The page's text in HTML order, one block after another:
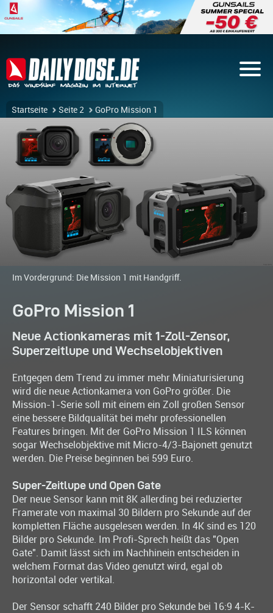
Startseite Seite 2 GoPro Mission 1
Im Vordergrund: Die Mission 1 mit Handgriff.
GoPro Mission 1
Neue Actionkameras mit 1-Zoll-Zensor,
Superzeitlupe und Wechselobjektiven
Entgegen dem Trend zu immer mehr Miniaturisierung
wird die neue Actionkamera von GoPro größer. Die
Mission-1-Serie soll mit einem ein Zoll großen Sensor
eine bessere Bildqualität bei mehr professionellen
Features bringen. Mit der GoPro Mission 1 ILS können
sogar Wechselobjektive mit Micro-4/3-Bajonett genutzt
werden. Die Preise beginnen bei 599 Euro.
Super-Zeitlupe und Open Gate
Der neue Sensor kann mit 8K allerding bei reduzierter
Framerate von maximal 30 Bildern pro Sekunde auf der
kompletten Fläche ausgelesen werden. In 4K sind es 120
Bilder pro Sekunde. Im Profi-Sprech heißt das "Open
Gate". Damit lässt sich im Nachhinein entscheiden in
welchem Format das Video genutzt wird, egal ob
horizontal oder vertikal.
Der Sensor schafft 240 Bilder pro Sekunde bei 16:9 4-K-